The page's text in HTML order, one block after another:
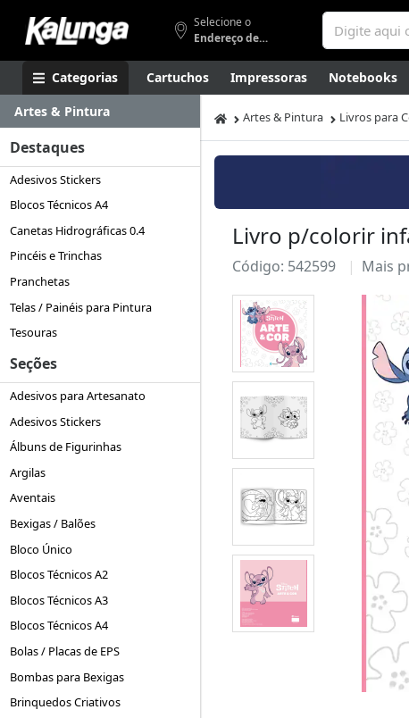
Selecione o
Endereço de entrega
Categorias Cartuchos Impressoras Notebooks
Apresentação Smartphones Artes Gamers
Artes & Pintura
Destaques
Adesivos Stickers
Blocos Técnicos A4
Canetas Hidrográficas 0.4
Pincéis e Trinchas
Pranchetas
Telas / Painéis para Pintura
Tesouras
Seções
Adesivos para Artesanato
Adesivos Stickers
Álbuns de Figurinhas
Argilas
Aventais
Bexigas / Balões
Bloco Único
Blocos Técnicos A2
Blocos Técnicos A3
Blocos Técnicos A4
Bolas / Placas de EPS
Bombas para Bexigas
Brinquedos Criativos
Artes & Pintura Livros para
Livro p/colorir
Código: 542599 Mais